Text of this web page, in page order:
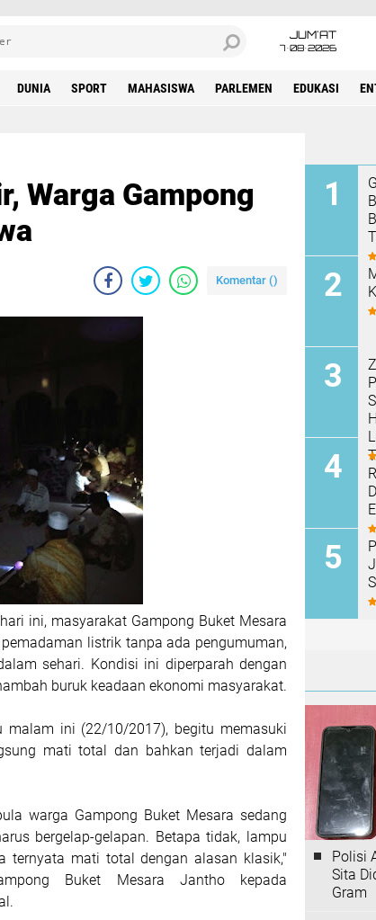
JUM'AT
7•08•2026
DUNIA SPORT MAHASISWA PARLEMEN EDUKASI
Warga Gampong
Komentar ()
ini, masyarakat Gampong Buket Mesara
listrik tanpa ada pengumuman,
sehari. Kondisi ini diperparah dengan
buruk keadaan ekonomi masyarakat.
malam ini (22/10/2017), begitu memasuki
mati total dan bahkan terjadi dalam
warga Gampong Buket Mesara sedang
bergelap-gelapan. Betapa tidak, lampu
ternyata mati total dengan alasan klasik,"
Buket Mesara Jantho kepada
Polisi
Sita
Gram